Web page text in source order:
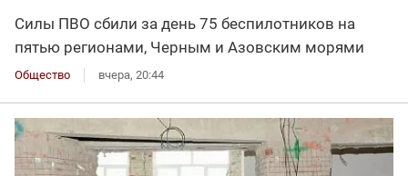
Силы ПВО сбили за день 75 беспилотников на
пятью регионами, Черным и Азовским морями
Общество вчера, 20:44